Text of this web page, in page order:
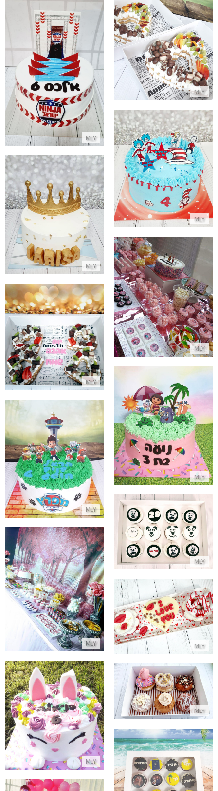
MLY
עוגת נינגה ישראל
התקשר/י
MLY
עוגות בצורת לב ליום האהבה
התקשר/י
MLY
עוגת חתול תעלול ליום הולדת
התקשר/י
MLY
עוגה בזהב עם כתר
MLY
שולחן מתוקים מעוצב לבנות מקרוב
התקשר/י
MLY
מארז לבבות ליום אהבה שמח
התקשר/י
MLY
עוגת זילוף דורה
התקשר/י
MLY
עוגת צוות החילוץ של מפרץ
התקשר/י
MLY
קאפקייקס פנדה
התקשר/י
MLY
שולחן ממותג ליום הולדת
התקשר/י
MLY
מארז קינוחים ולנטיין
התקשר/י
MLY
עוגת ארנב מעוצבת
התקשר/י
MLY
מארז סופגניות לחג חנוכה
התקשר/י
מארז קאפקייקס מעוצבים לנסיעה
התקשר/י